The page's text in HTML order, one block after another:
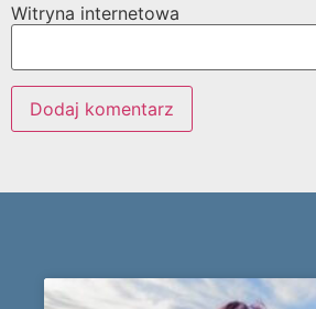
Witryna internetowa